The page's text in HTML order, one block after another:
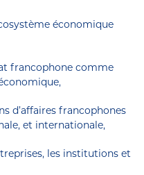
économique
francophone comme
d’affaires francophones
et internationale,
les institutions et